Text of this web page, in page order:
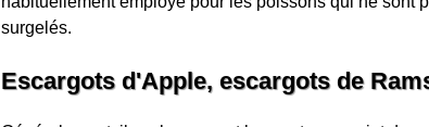
surgelés.
Escargots d'Apple, escargots de